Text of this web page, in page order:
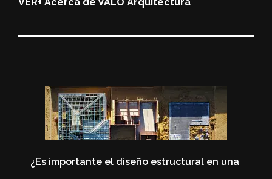
¿Es importante el diseño estructural en una